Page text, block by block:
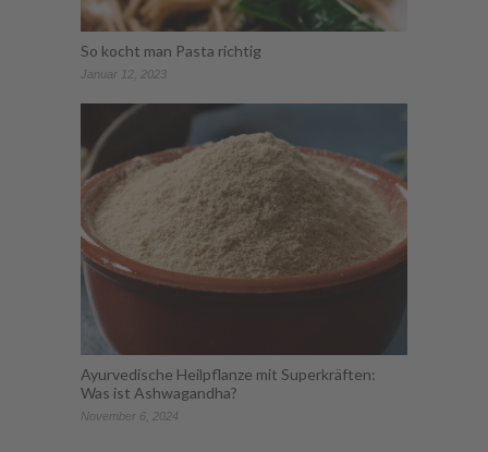
So kocht man Pasta richtig
Januar 12, 2023
Ayurvedische Heilpflanze mit Superkräften:
Was ist Ashwagandha?
November 6, 2024